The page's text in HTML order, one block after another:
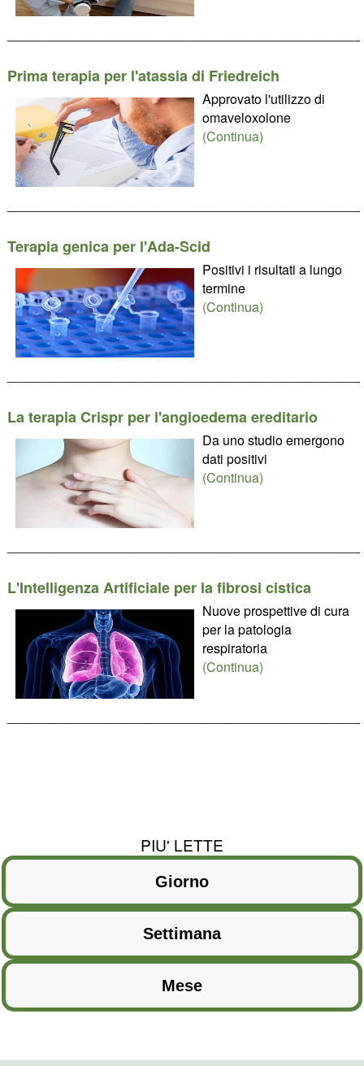
Prima terapia per l'atassia di Friedreich
Approvato l'utilizzo di
omaveloxolone
(Continua)
Terapia genica per l'Ada-Scid
Positivi i risultati a lungo
termine
(Continua)
La terapia Crispr per l'angioedema ereditario
Da uno studio emergono
dati positivi
(Continua)
L'Intelligenza Artificiale per la fibrosi cistica
Nuove prospettive di cura
per la patologia
respiratoria
(Continua)
PIU' LETTE